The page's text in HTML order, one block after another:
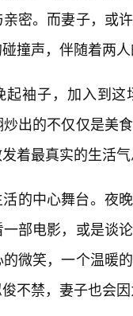
密。而妻子，或
撞声，伴随着两
起袖子，加入到
出的不仅仅是美
着最真实的生活
的中心舞台。夜
部电影，或是谈
微笑，一个温暖
不禁，妻子也会